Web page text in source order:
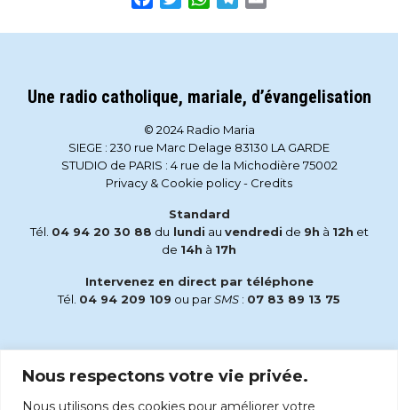
Nous respectons votre vie privée.
Nous utilisons des cookies pour améliorer votre
Une radio catholique, mariale, d’évangelisation
© 2024 Radio Maria
SIEGE : 230 rue Marc Delage 83130 LA GARDE
STUDIO de PARIS : 4 rue de la Michodière 75002
Privacy & Cookie policy- Credits
Standard
Tél. 04 94 20 30 88 du lundi au vendredi de 9h à 12h et
de 14h à 17h
Intervenez en direct par téléphone
Tél. 04 94 209 109 ou parSMS : 07 83 89 13 75
accueil@radiomaria.fr